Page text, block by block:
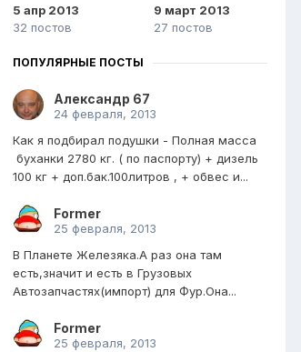
5 апр 2013
32 постов
9 март 2013
27 постов
ПОПУЛЯРНЫЕ ПОСТЫ
Александр 67
24 февраля, 2013
Как я подбирал подушки - Полная масса
буханки 2780 кг. ( по паспорту) + дизель
100 кг + доп.бак.100литров , + обвес и...
Former
25 февраля, 2013
В Планете Железяка.А раз она там
есть,значит и есть в Грузовых
Автозапчастях(импорт) для Фур.Она...
Former
25 февраля, 2013